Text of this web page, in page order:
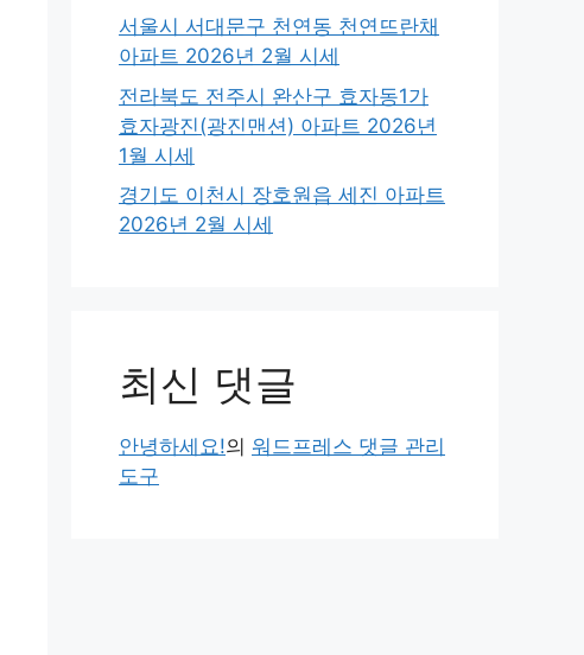
서울시 서대문구 천연동 천연뜨란채
아파트 2026년 2월 시세
전라북도 전주시 완산구 효자동1가
효자광진(광진맨션) 아파트 2026년
1월 시세
경기도 이천시 장호원읍 세진 아파트
2026년 2월 시세
최신 댓글
안녕하세요!의 워드프레스 댓글 관리
도구